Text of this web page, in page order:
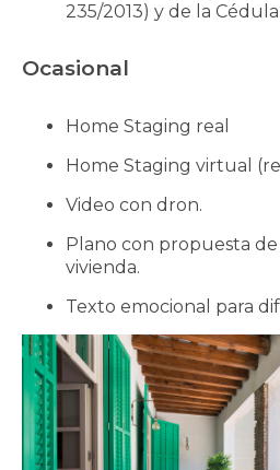
235/2013) y de la
Ocasional
Home Staging real
Home Staging virtual
Video con dron.
Plano con propuesta
vivienda.
Texto emocional para